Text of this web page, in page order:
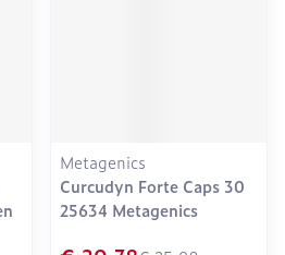
Metagenics
Curcudyn Forte Caps 30
25634 Metagenics